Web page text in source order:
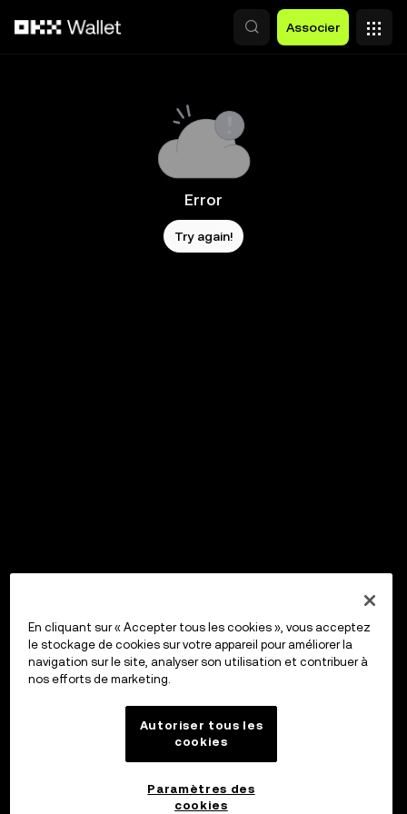
Associer
Error
Try again!
En cliquant sur « Accepter tous les cookies », vous acceptez
le stockage de cookies sur votre appareil pour améliorer la
navigation sur le site, analyser son utilisation et contribuer à
nos efforts de marketing.
Autoriser tous les
cookies
Paramètres des
cookies